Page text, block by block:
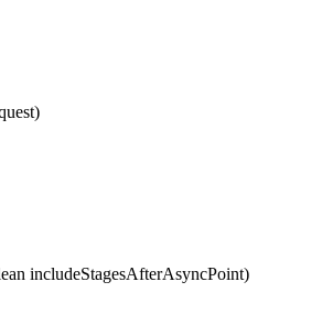
includeStagesAfterAsyncPoint)